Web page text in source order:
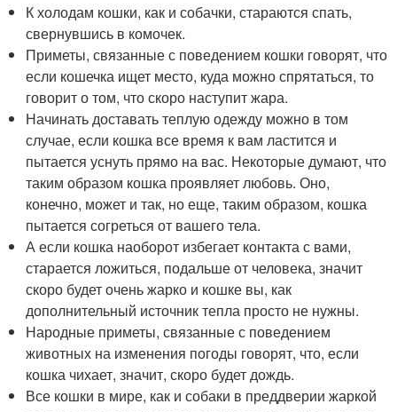
К холодам кошки, как и собачки, стараются спать,
свернувшись в комочек.
Приметы, связанные с поведением кошки говорят, что
если кошечка ищет место, куда можно спрятаться, то
говорит о том, что скоро наступит жара.
Начинать доставать теплую одежду можно в том
случае, если кошка все время к вам ластится и
пытается уснуть прямо на вас. Некоторые думают, что
таким образом кошка проявляет любовь. Оно,
конечно, может и так, но еще, таким образом, кошка
пытается согреться от вашего тела.
А если кошка наоборот избегает контакта с вами,
старается ложиться, подальше от человека, значит
скоро будет очень жарко и кошке вы, как
дополнительный источник тепла просто не нужны.
Народные приметы, связанные с поведением
животных на изменения погоды говорят, что, если
кошка чихает, значит, скоро будет дождь.
Все кошки в мире, как и собаки в преддверии жаркой